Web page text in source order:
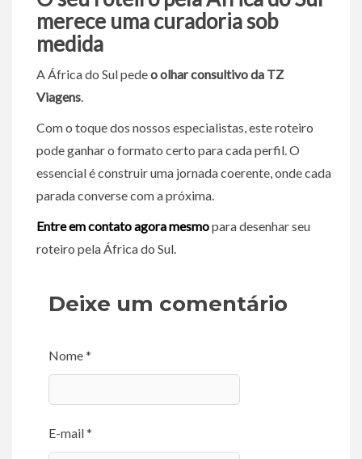
merece uma curadoria sob
medida
A África do Sul pedeo olhar consultivo da TZ
Viagens.
Com o toque dos nossos especialistas, este roteiro
pode ganhar o formato certo para cada perfil. O
essencial é construir uma jornada coerente, onde cada
parada converse com a próxima.
Entre em contato agora mesmopara desenhar seu
roteiro pela África do Sul.
Deixe um comentário
Nome *
E-mail *